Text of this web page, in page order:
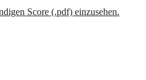
Score (.pdf) einzusehen.